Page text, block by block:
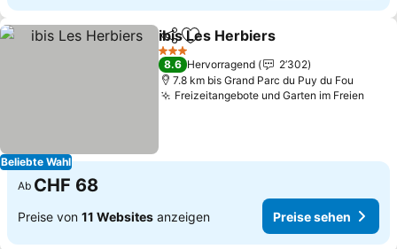
Beliebte Wahl
TeilenZu Favoriten hinzufügen
ibis Les Herbiers
3 Sterne
8.6 Hervorragend
2’302
7.8 km bis Grand Parc du Puy du Fou
Freizeitangebote und Garten im Freien
Ab CHF 68
Preise von 11 Websites anzeigen Preise sehen